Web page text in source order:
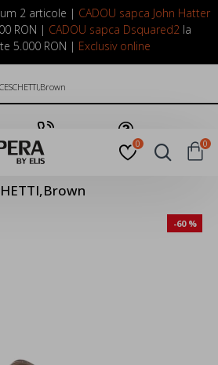
2 articole | CADOU sapca John Hatter
RON | CADOU sapca Dsquared2 la
5.000 RON | Exclusiv online
0 0
Suna Acum Pune o Intrebare
-60 %